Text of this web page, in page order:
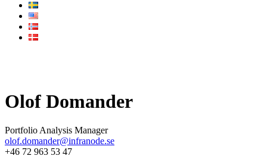
Olof Domander
Portfolio Analysis Manager
olof.domander@infranode.se
+46 72 963 53 47